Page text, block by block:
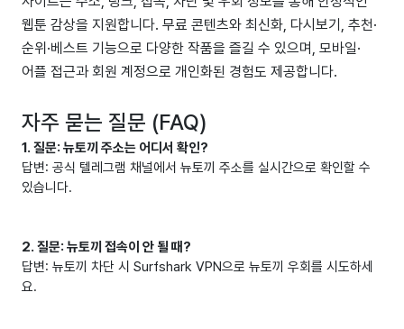
웹툰 감상을 지원합니다. 무료 콘텐츠와 최신화, 다시보기, 추천·
순위·베스트 기능으로 다양한 작품을 즐길 수 있으며, 모바일·
어플 접근과 회원 계정으로 개인화된 경험도 제공합니다.
자주 묻는 질문 (FAQ)
1. 질문: 뉴토끼 주소는 어디서 확인?
답변: 공식 텔레그램 채널에서 뉴토끼 주소를 실시간으로 확인할 수
있습니다.
2. 질문: 뉴토끼 접속이 안 될 때?
답변: 뉴토끼 차단 시 Surfshark VPN으로 뉴토끼 우회를 시도하세
요.